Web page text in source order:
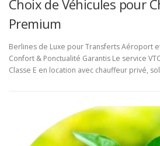
Choix de Véhicules pour
Premium
Berlines de Luxe pour Transferts Aéroport
Confort & Ponctualité Garantis Le service
Classe E en location avec chauffeur privé,